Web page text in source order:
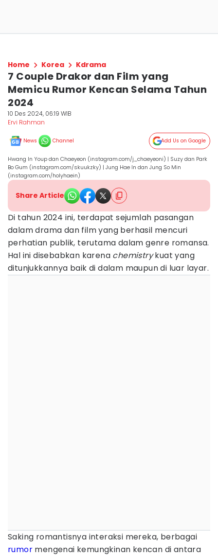
Home Korea Kdrama
7 Couple Drakor dan Film yang
Memicu Rumor Kencan Selama Tahun
2024
10 Des 2024, 06:19 WIB
Ervi Rahman
News Channel Add Us on Google
Hwang In Youp dan Chaeyeon (instagram.com/j_chaeyeoni) | Suzy dan Park
Bo Gum (instagram.com/skuukzky) | Jung Hae In dan Jung So Min
(instagram.com/holyhaein)
Share Article
Di tahun 2024 ini, terdapat sejumlah pasangan
dalam drama dan film yang berhasil mencuri
perhatian publik, terutama dalam genre romansa.
Hal ini disebabkan karena chemistrykuat yang
ditunjukkannya baik di dalam maupun di luar layar.
Saking romantisnya interaksi mereka, berbagai
rumor mengenai kemungkinan kencan di antara